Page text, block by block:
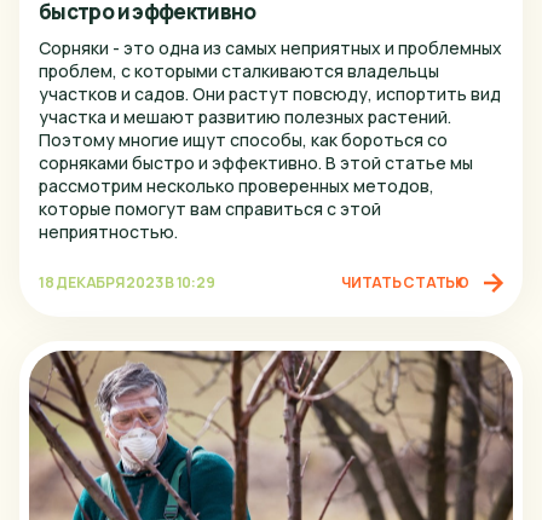
быстро и эффективно
Сорняки - это одна из самых неприятных и проблемных
проблем, с которыми сталкиваются владельцы
участков и садов. Они растут повсюду, испортить вид
участка и мешают развитию полезных растений.
Поэтому многие ищут способы, как бороться со
сорняками быстро и эффективно. В этой статье мы
рассмотрим несколько проверенных методов,
которые помогут вам справиться с этой
неприятностью.
18 ДЕКАБРЯ 2023 В 10:29 ЧИТАТЬ СТАТЬЮ
Миасс
Москва
Набережные Челны
Нижний Новгород
Нижний Тагил
Новокузнецк
Новосибирск
Орел
Пенза
Пермь
Псков